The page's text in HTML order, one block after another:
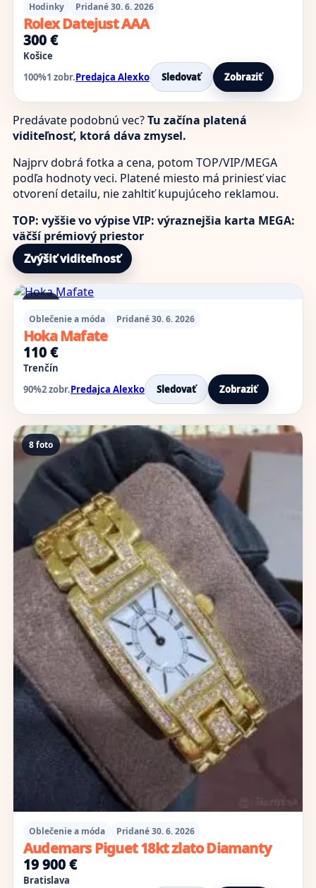
Hodinky Pridané 30. 6. 2026
Rolex Datejust AAA
300 €
Košice
100%1 zobr.Predajca Alexko Sledovať Zobraziť
Predávate podobnú vec?Tu začína platená
viditeľnosť, ktorá dáva zmysel.
Najprv dobrá fotka a cena, potom TOP/VIP/MEGA
podľa hodnoty veci. Platené miesto má priniesť viac
otvorení detailu, nie zahltiť kupujúceho reklamou.
TOP: vyššie vo výpiseVIP: výraznejšia karta MEGA:
väčší prémiový priestor
Zvýšiť viditeľnosť
Oblečenie a móda
Pridané 30. 6. 2026
Hoka Mafate
110 €
Trenčín
90%2 zobr.Predajca Alexko Sledovať Zobraziť
8 foto
Oblečenie a móda Pridané 30. 6. 2026
Audemars Piguet 18kt zlato Diamanty
19 900 €
Bratislava